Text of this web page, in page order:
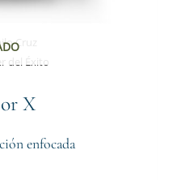
Cruz
del Éxito
X
enfocada